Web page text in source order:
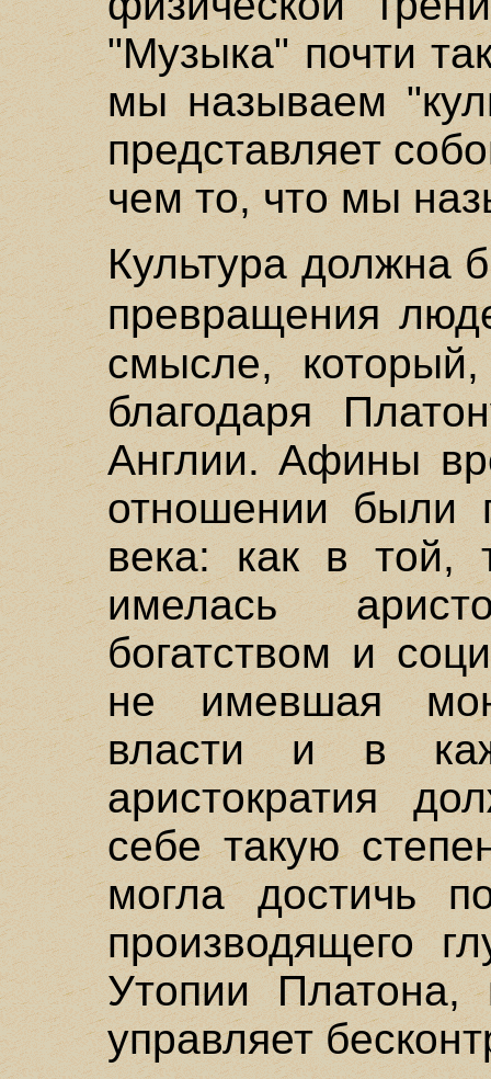
"Музыка" почти
мы называем
представляет
чем то, что мы
Культура должна
превращения
смысле,
благодаря
Англии. Афины
отношении были
века: как в той,
имелась
богатством и
не имевшая
власти и в
аристократия
себе такую
могла достичь
производящего
Утопии Платона,
управляет